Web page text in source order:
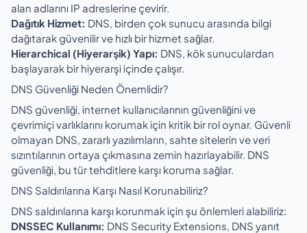
alan adlarını IP adreslerine çevirir.
Dağıtık Hizmet: DNS, birden çok sunucu arasında bilgi
dağıtarak güvenilir ve hızlı bir hizmet sağlar.
Hierarchical (Hiyerarşik) Yapı: DNS, kök sunuculardan
başlayarak bir hiyerarşi içinde çalışır.
DNS Güvenliği Neden Önemlidir?
DNS güvenliği, internet kullanıcılarının güvenliğini ve
çevrimiçi varlıklarını korumak için kritik bir rol oynar. Güvenli
olmayan DNS, zararlı yazılımların, sahte sitelerin ve veri
sızıntılarının ortaya çıkmasına zemin hazırlayabilir. DNS
güvenliği, bu tür tehditlere karşı koruma sağlar.
DNS Saldırılarına Karşı Nasıl Korunabiliriz?
DNS saldırılarına karşı korunmak için şu önlemleri alabiliriz:
DNSSEC Kullanımı: DNS Security Extensions, DNS yanıt